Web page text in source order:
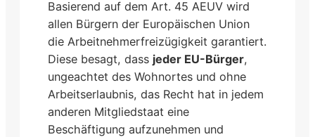
Basierend auf dem Art. 45 AEUV wird
allen Bürgern der Europäischen Union
die Arbeitnehmerfreizügigkeit garantiert.
Diese besagt, dass jeder EU-Bürger,
ungeachtet des Wohnortes und ohne
Arbeitserlaubnis, das Recht hat in jedem
anderen Mitgliedstaat eine
Beschäftigung aufzunehmen und